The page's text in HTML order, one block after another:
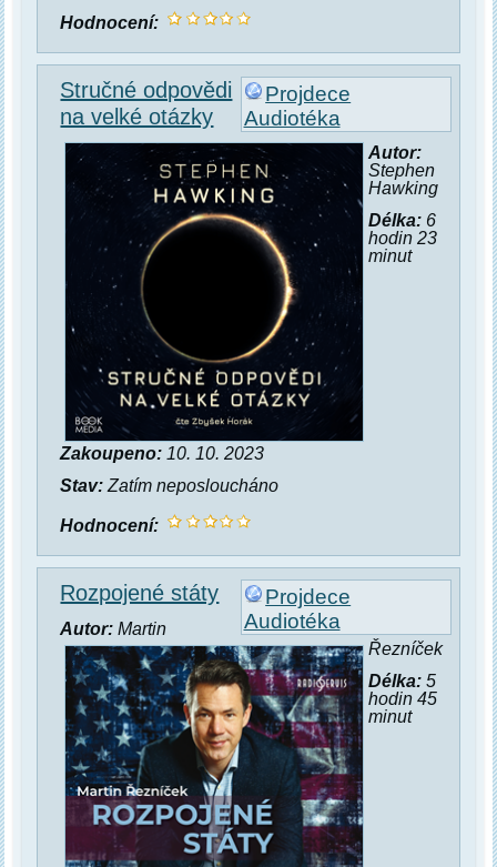
Hodnocení:
Projdece
Audiotéka
Stručné odpovědi
na velké otázky
Autor:
Stephen
Hawking
Délka:6
hodin 23
minut
Zakoupeno: 10. 10. 2023
Stav: Zatím neposloucháno
Hodnocení:
Projdece
Audiotéka
Rozpojené státy
Autor: Martin
Řezníček
Délka:5
hodin 45
minut